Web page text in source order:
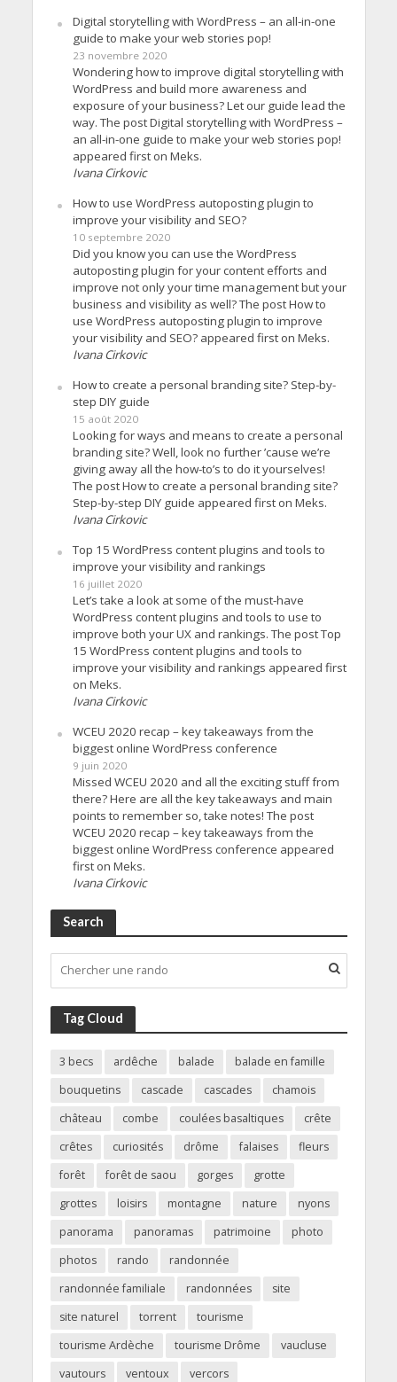
Digital storytelling with WordPress – an all-in-one
guide to make your web stories pop!
23 novembre 2020
Wondering how to improve digital storytelling with
WordPress and build more awareness and
exposure of your business? Let our guide lead the
way. The post Digital storytelling with WordPress –
an all-in-one guide to make your web stories pop!
appeared first on Meks.
Ivana Cirkovic
How to use WordPress autoposting plugin to
improve your visibility and SEO?
10 septembre 2020
Did you know you can use the WordPress
autoposting plugin for your content efforts and
improve not only your time management but your
business and visibility as well? The post How to
use WordPress autoposting plugin to improve
your visibility and SEO? appeared first on Meks.
Ivana Cirkovic
How to create a personal branding site? Step-by-
step DIY guide
15 août 2020
Looking for ways and means to create a personal
branding site? Well, look no further ’cause we’re
giving away all the how-to’s to do it yourselves!
The post How to create a personal branding site?
Step-by-step DIY guide appeared first on Meks.
Ivana Cirkovic
Top 15 WordPress content plugins and tools to
improve your visibility and rankings
16 juillet 2020
Let’s take a look at some of the must-have
WordPress content plugins and tools to use to
improve both your UX and rankings. The post Top
15 WordPress content plugins and tools to
improve your visibility and rankings appeared first
on Meks.
Ivana Cirkovic
WCEU 2020 recap – key takeaways from the
biggest online WordPress conference
9 juin 2020
Missed WCEU 2020 and all the exciting stuff from
there? Here are all the key takeaways and main
points to remember so, take notes! The post
WCEU 2020 recap – key takeaways from the
biggest online WordPress conference appeared
first on Meks.
Ivana Cirkovic
Search
Tag Cloud
3 becs ardêche balade
balade en famille
bouquetins
cascade cascades
chamois
château
combe coulées basaltiques
crête
crêtes
curiosités drôme falaises
fleurs
forêt
forêt de saou gorges
grotte
grottes
loisirs montagne nature
nyons
panorama
panoramas patrimoine
photo
photos
rando
randonnée
randonnée familiale
randonnées
site
site naturel
torrent
tourisme
tourisme Ardèche
tourisme Drôme
vaucluse
vautours
ventoux vercors